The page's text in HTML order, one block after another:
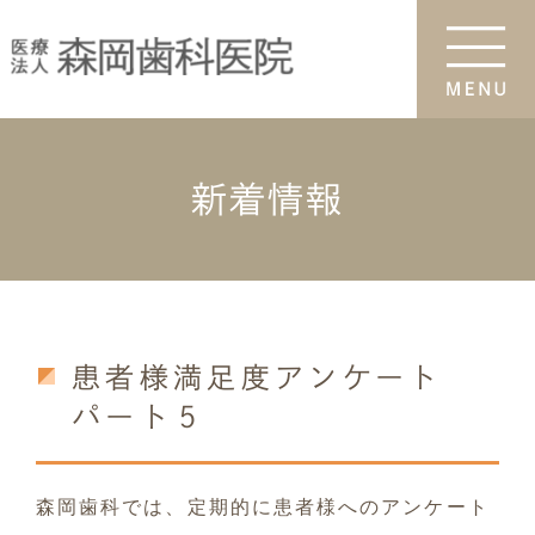
新着情報
患者様満足度アンケート
パート５
森岡歯科では、定期的に患者様へのアンケート